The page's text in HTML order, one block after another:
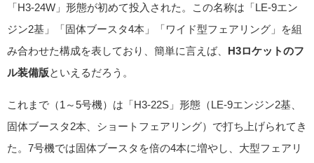
「H3-24W」形態が初めて投入された。この名称は「LE-9エン
ジン2基」「固体ブースタ4本」「ワイド型フェアリング」を組
み合わせた構成を表しており、簡単に言えば、 H3ロケットのフ
ル装備版 といえるだろう。
これまで（1～5号機）は「H3-22S」形態（LE-9エンジン2基、
固体ブースタ2本、ショートフェアリング）で打ち上げられてき
た。7号機では固体ブースタを倍の4本に増やし、大型フェアリ